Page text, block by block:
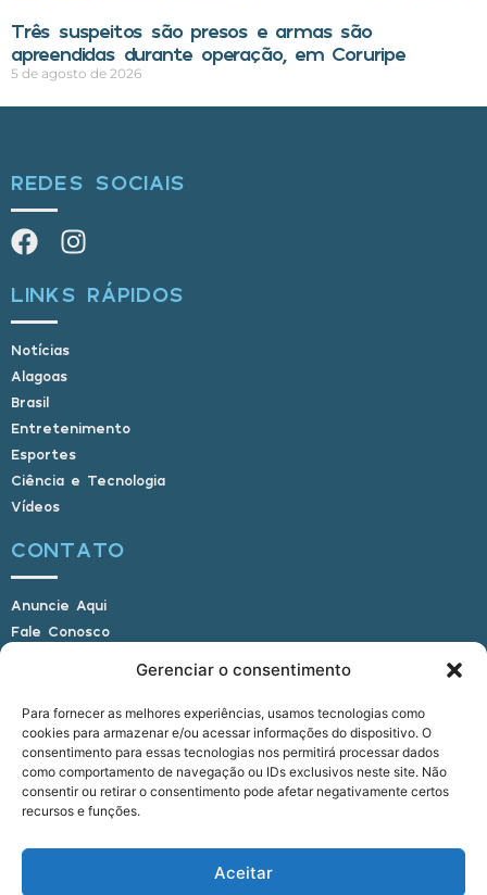
Gerenciar o consentimento
Para fornecer as melhores experiências, usamos tecnologias como
cookies para armazenar e/ou acessar informações do dispositivo. O
consentimento para essas tecnologias nos permitirá processar dados
como comportamento de navegação ou IDs exclusivos neste site. Não
consentir ou retirar o consentimento pode afetar negativamente certos
recursos e funções.
Aceitar
Três suspeitos são presos e armas são
apreendidas durante operação, em Coruripe
5 de agosto de 2026
REDES SOCIAIS
LINKS RÁPIDOS
Notícias
Alagoas
Brasil
Entretenimento
Esportes
Ciência e Tecnologia
Vídeos
CONTATO
Anuncie Aqui
Fale Conosco
E-mail: alagoasbrasilnoticias@gmail.com
Telefone: (82) 9 9691-0391 (Whatsapp)
Responsável Técnico: Crysthyan Carlos
Rua do Sau - Centro - Anadia - AL - CEP: